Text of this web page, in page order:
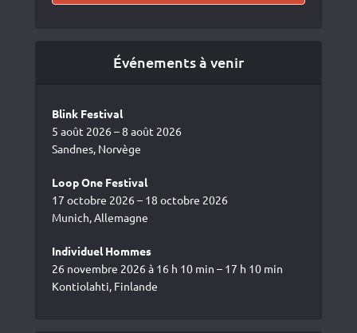
Événements à venir
Blink Festival
5 août 2026 – 8 août 2026
Sandnes, Norvège
Loop One Festival
17 octobre 2026 – 18 octobre 2026
Munich, Allemagne
Individuel Hommes
26 novembre 2026 à 16 h 10 min – 17 h 10 min
Kontiolahti, Finlande